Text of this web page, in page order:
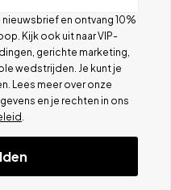
en ontvang 10%
Kijk ook uit naar VIP-
gerichte marketing,
wedstrijden. Je kunt je
Lees meer over onze
en je rechten in ons